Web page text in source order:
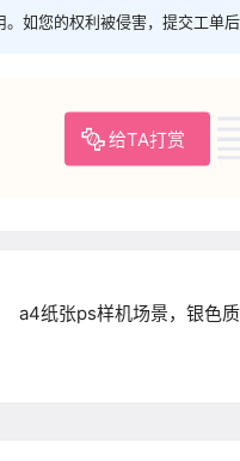
如您的权利被侵害，提交工单后
给TA打赏
a4纸张ps样机场景，银色